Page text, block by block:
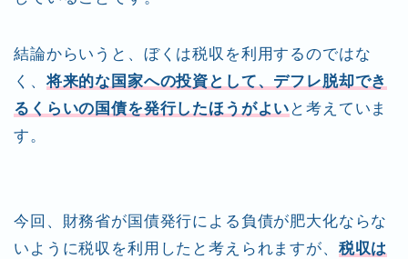
結論からいうと、ぼくは税収を利用するのではな
く、将来的な国家への投資として、デフレ脱却でき
るくらいの国債を発行したほうがよい と考えていま
す。
今回、財務省が国債発行による負債が肥大化ならな
いように税収を利用したと考えられますが、 税収は